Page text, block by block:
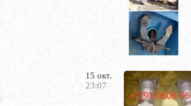
15 окт.
23:07